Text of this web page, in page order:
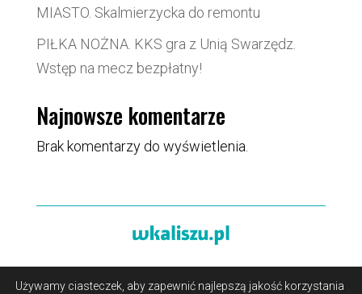
MIASTO. Skalmierzycka do remontu
PIŁKA NOŻNA. KKS gra z Unią Swarzędz.
Wstęp na mecz bezpłatny!
Najnowsze komentarze
Brak komentarzy do wyświetlenia.
O portalu/Reklama/ Polityka prywatności i pliki cookies
Używamy ciasteczek, aby zapewnić najlepszą jakość korzystania